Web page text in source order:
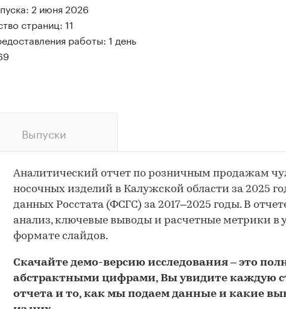
2 июня 2026
страниц: 11
работы: 1 день
Выпуски
Аналитический отчет по розничным продажам
носочных изделий в Калужской области за 2025
данных Росстата (ФСГС) за 2017–2025 годы. В
анализ, ключевые выводы и расчетные метрики в
формате слайдов.
Скачайте демо-версию исследования – это
абстрактными цифрами, Вы увидите каждую
отчета и то, как мы подаем данные и какие